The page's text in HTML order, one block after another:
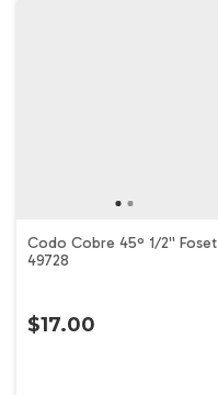
Codo Cobre 45º 1/2'' Foset
49728
$17.00